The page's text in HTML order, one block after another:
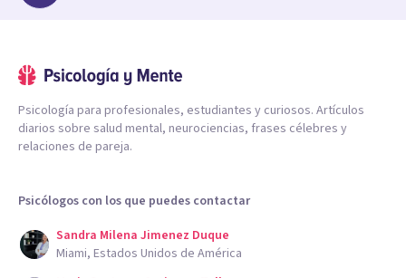
Psicología para profesionales, estudiantes y curiosos. Artículos
diarios sobre salud mental, neurociencias, frases célebres y
relaciones de pareja.
Psicólogos con los que puedes contactar
Sandra Milena Jimenez Duque
Miami, Estados Unidos de América